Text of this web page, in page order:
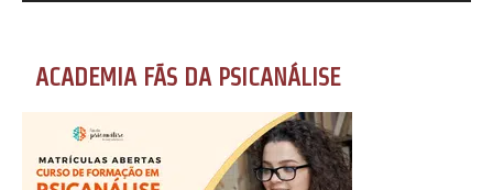
ACADEMIA FÃS DA PSICANÁLISE